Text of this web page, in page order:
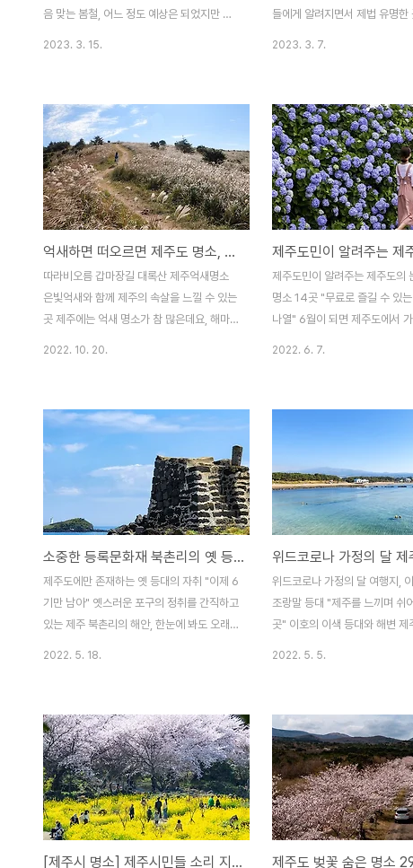
14:00~17:006월1일..
낳습니다. 다 자란 몸길이는 약
음 맞는 봄철, 어느 정도 예상은 되었지만 따
소에는 유채꽃들이 활짝피어 최절정기를 맞
고 있다는 생각이 듭니다. 의도했든 안했든,
지금 이 시기에 제주도를 찾아온 분들에겐 최
고의 볼거리를 선사하고 있다는 느낌인데요,
제주도는 유채꽃 외에도 봄의 전령사라고 할
수 있는 벚꽃 명소들이 아주 많은데요, 벚꽃
이 개화를 하려면 조금 더 있어야 할 것 같고
요, 지금은 유채꽃이 여행객들의 발길을 붙들
고 있다고 보면 됩니다. 피고 금방 떨어져버
리는 벚꽃에 비해 유채..
2023. 3. 15.
들에게 알려지면서 제법 유명한
제주도의 여행지에 식상한 사람
적인 볼거리라고 할 수 있는데
산재한 숲속과 숲길 여행지와는
이 드는 곳이며, 애월읍의 중산
있고 차량으로 접근이 용이한
소 누구나 쉽게 둘러 볼 수 있는
니다. 처음에는 입장료가 없이 누
수 있었는데요 이제는 5천 원이
를 받고 있습니다. 상가리야자
이 매표소가 설치되어 있는데..
2023. 3. 7.
억새하면 떠오르면 제주도 명소, 따라비오름 갑마장길 대록산
따라비오름 갑마장길 대록산 제주억새명소
은빛억새와 함께 제주의 속살을 느낄 수 있는
곳 제주에는 억새 명소가 참 많은데요, 해마
군락지가 있다면 소담스럽게 피어나 감성을
자극하는 소규모의 억새 풍경 등, 형태도 아
주 다양합니다. 오늘은 제주도민들이 억새하
면 찾아 떠나는 곳이 있는데요, 그곳을 소개
하려고 합니다. 대규모 억새 명소로 잘 알려
진 새별오름이나 산굼부리와 같은 모습은 아
니지만, 오름에서 오름으로 이어져 있으면서
제주의 속살과 함께 가을을 만끽할 수 있는
곳이라 할 수 있습니다. 제주 남동부에 있는
따라비오름과 함께 갑마장길 그리고..
2022. 10. 20.
제주도민이 알려주는 제주도의
명소 14곳 "무료로 즐길 수 있
나열" 6월이 되면 제주도에서
한 모습으로 사랑을 받을 것 같
나로 묶였던 답답함을 털어내듯
이 밖으로 쏟아져 나오고 있는
제주도의 이름난 명소에는 어
든 인파로 가득한데요, 6월과
화를 하면서 최고의 볼거리가 하
형국입니다. 제주도에는 많은 수
있지만 개화하는 시기는 조금씩
인지는 벌써 만개하여 일..
2022. 6. 7.
소중한 등록문화재 북촌리의 옛 등대, 등명대(도대불)
제주도에만 존재하는 옛 등대의 자취 "이제 6
기만 남아" 옛스러운 포구의 정취를 간직하고
있는 제주 북촌리의 해안, 한눈에 봐도 오래
예로부터 제주에서는 ‘도대불’이라고 불렀습
니다. 공교롭게도 북촌리 해안을 지키고 있는
도대불과 함께 신식 등대가 시야에 들어옵니
다. 바다로 나간 제주 어민들의 안전하게 포
구로 돌아올 수 있도록 길잡이 역할을 해왔으
며, 1915년에 만들어진 이곳 북촌리의 도대
불 위에는 건립연도를 알리는 표석을 세운 것
2022. 5. 18.
위드코로나 가정의 달 여행지,
조랑말 등대 "제주를 느끼며 쉬
곳" 이호의 이색 등대와 해변 제
여행 성수기에 무려 20만 명이
는다는 얘기도 들립니다. 그렇
은 사람들이 제주도에 들어오면
있는 것일까요. 유명한 관광지
이 나지만, 조금만 외각으로 빠
사람들이 보이질 않습니다. 그
코 제주시 이호해변으로 산책을
2022. 5. 5.
[제주시 명소] 제주시민들 소리 지르고 난리 난 이곳? 제주도 벚꽃 숨은 명소